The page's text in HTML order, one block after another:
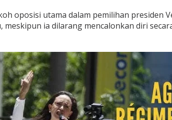
oposisi utama dalam pemilihan presiden
meskipun ia dilarang mencalonkan diri